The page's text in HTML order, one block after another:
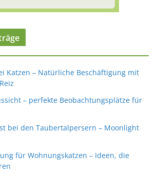
Katzen – Natürliche Beschäftigung mit
– perfekte Beobachtungsplätze für
bei den Taubertalpersern – Moonlight
für Wohnungskatzen – Ideen, die